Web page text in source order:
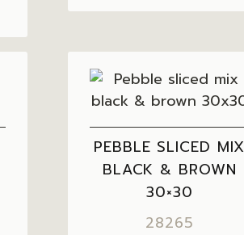
PEBBLE SLICED MIX
BLACK & BROWN
30×30
28265